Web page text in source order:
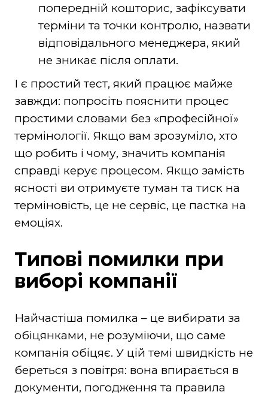
попередній кошторис, зафіксувати
терміни та точки контролю, назвати
відповідального менеджера, який
не зникає після оплати.
І є простий тест, який працює майже
завжди: попросіть пояснити процес
простими словами без «професійної»
термінології. Якщо вам зрозуміло, хто
що робить і чому, значить компанія
справді керує процесом. Якщо замість
ясності ви отримуєте туман та тиск на
терміновість, це не сервіс, це пастка на
емоціях.
Типові помилки при
виборі компанії
Найчастіша помилка – це вибирати за
обіцянками, не розуміючи, що саме
компанія обіцяє. У цій темі швидкість не
береться з повітря: вона впирається в
документи, погодження та правила